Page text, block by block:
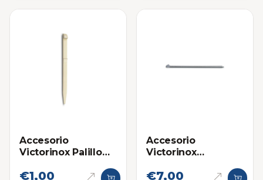
Accesorio
Victorinox Palillo
Pequeño para
€1,00
Accesorio
Victorinox
Grande para Navaja
€7,00